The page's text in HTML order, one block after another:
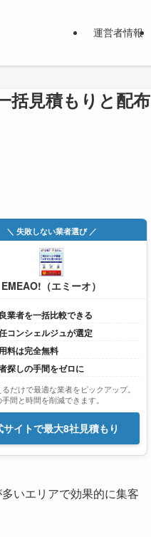
運営者情報
括見積もりと配布
＼ 失敗しない業者選び ／
EMEAO!（エミーオ）
業者を一括比較できる
コンシェルジュが選定
料は完全無料
探しの手間をゼロに
だけで最適な業者をピックアップ。
間と時間を削減できます。
サイトで最大8社見積もり
いエリアで効果的に集客